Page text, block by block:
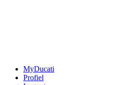
MyDucati
Profiel